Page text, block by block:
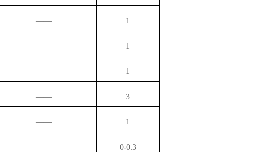
—— 1
—— 1
—— 1
—— 3
—— 1
—— 0-0.3